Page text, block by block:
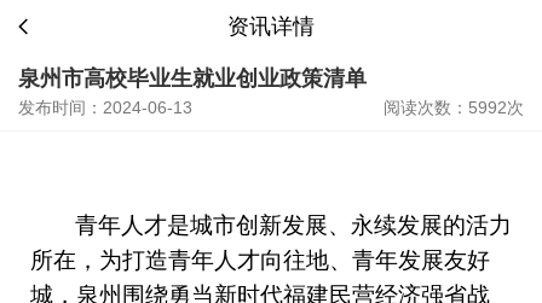
资讯详情
泉州市高校毕业生就业创业政策清单
发布时间：2024-06-13 阅读次数：5992次
青年人才是城市创新发展、永续发展的活力
所在，为打造青年人才向往地、青年发展友好
城，泉州围绕勇当新时代福建民营经济强省战